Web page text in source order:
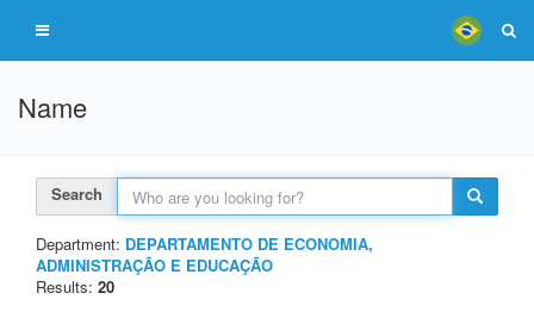
Name
Search
Department: DEPARTAMENTO DE ECONOMIA,
ADMINISTRAÇÃO E EDUCAÇÃO
Results: 20